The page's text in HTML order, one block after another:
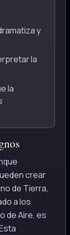
y
la
la
crear
de Tierra,
a los
de Aire, es